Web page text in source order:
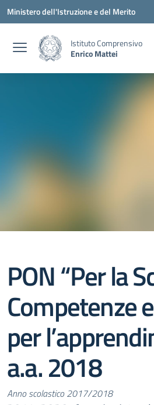
Vai ai contenuti
Vai al menu di navigazione
Vai al footer
Ministero dell'Istruzione e del Merito
Istituto Comprensivo
Enrico Mattei
PON “Per la
Competenze
per
a.a. 2018
Anno scolastico 2017/2018